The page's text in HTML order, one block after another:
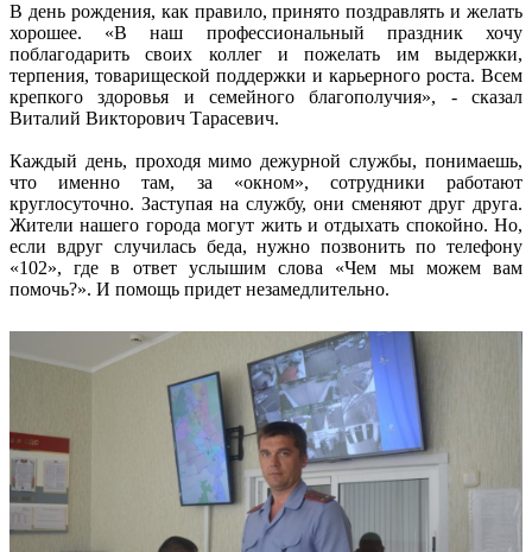
В день рождения, как правило, принято поздравлять и желать
хорошее. «В наш профессиональный праздник хочу
поблагодарить своих коллег и пожелать им выдержки,
терпения, товарищеской поддержки и карьерного роста. Всем
крепкого здоровья и семейного благополучия», - сказал
Виталий Викторович Тарасевич.
Каждый день, проходя мимо дежурной службы, понимаешь,
что именно там, за «окном», сотрудники работают
круглосуточно. Заступая на службу, они сменяют друг друга.
Жители нашего города могут жить и отдыхать спокойно. Но,
если вдруг случилась беда, нужно позвонить по телефону
«102», где в ответ услышим слова «Чем мы можем вам
помочь?». И помощь придет незамедлительно.